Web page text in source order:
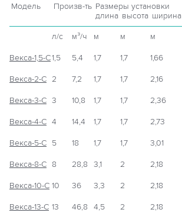
Модель Произв-ть Размеры установки
длина высота ширина
л/с м³/ч м м м
Векса-1,5-С1,5 5,4 1,7 1,7 1,66
Векса-2-С 2 7,2 1,7 1,7 2,16
Векса-3-С 3 10,8 1,7 1,7 2,36
Векса-4-С 4 14,4 1,7 1,7 2,73
Векса-5-С 5 18 1,7 1,7 3,01
Векса-8-С 8 28,8 3,1 2 2,18
Векса-10-С 10 36 3,3 2 2,18
Векса-13-С 13 46,8 4,5 2 2,18